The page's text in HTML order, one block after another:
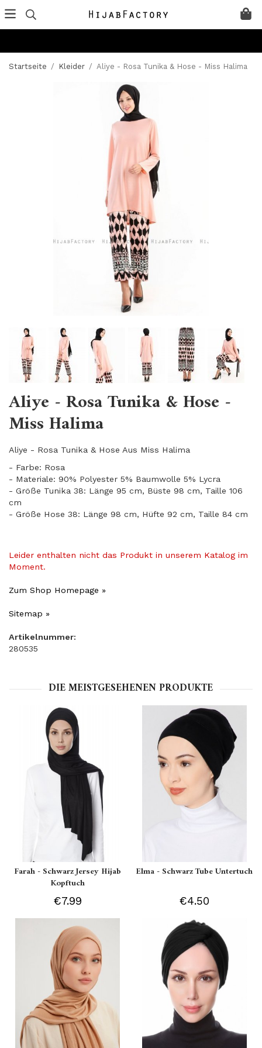
Startseite / Kleider / Aliye - Rosa Tunika & Hose - Miss Halima
Aliye - Rosa Tunika & Hose -
Miss Halima
Aliye - Rosa Tunika & Hose Aus Miss Halima
- Farbe: Rosa
- Materiale: 90% Polyester 5% Baumwolle 5% Lycra
- Größe Tunika 38: Länge 95 cm, Büste 98 cm, Taille 106
cm
- Größe Hose 38: Länge 98 cm, Hüfte 92 cm, Taille 84 cm
Leider enthalten nicht das Produkt in unserem Katalog im
Moment.
Zum Shop Homepage »
Sitemap »
Artikelnummer:
280535
DIE MEISTGESEHENEN PRODUKTE
Farah - Schwarz Jersey Hijab
Kopftuch
€7.99
Elma - Schwarz Tube Untertuch
€4.50